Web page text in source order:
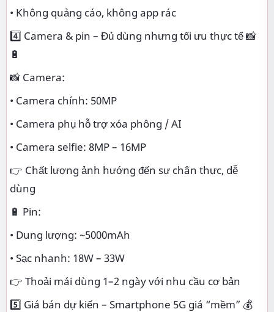
• Không quảng cáo, không app rác
4️⃣ Camera & pin – Đủ dùng nhưng tối ưu thực tế 📸
🔋
📸 Camera:
• Camera chính: 50MP
• Camera phụ hỗ trợ xóa phông / AI
• Camera selfie: 8MP – 16MP
👉 Chất lượng ảnh hướng đến sự chân thực, dễ
dùng
🔋 Pin:
• Dung lượng: ~5000mAh
• Sạc nhanh: 18W – 33W
👉 Thoải mái dùng 1–2 ngày với nhu cầu cơ bản
5️⃣ Giá bán dự kiến – Smartphone 5G giá “mềm” 💰